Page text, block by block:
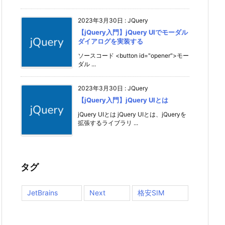
2023年3月30日 : JQuery
【jQuery入門】jQuery UIでモーダル
ダイアログを実装する
ソースコード <button id="opener">モー
ダル ...
2023年3月30日 : JQuery
【jQuery入門】jQuery UIとは
jQuery UIとは jQuery UIとは、jQueryを
拡張するライブラリ ...
タグ
JetBrains Next 格安SIM